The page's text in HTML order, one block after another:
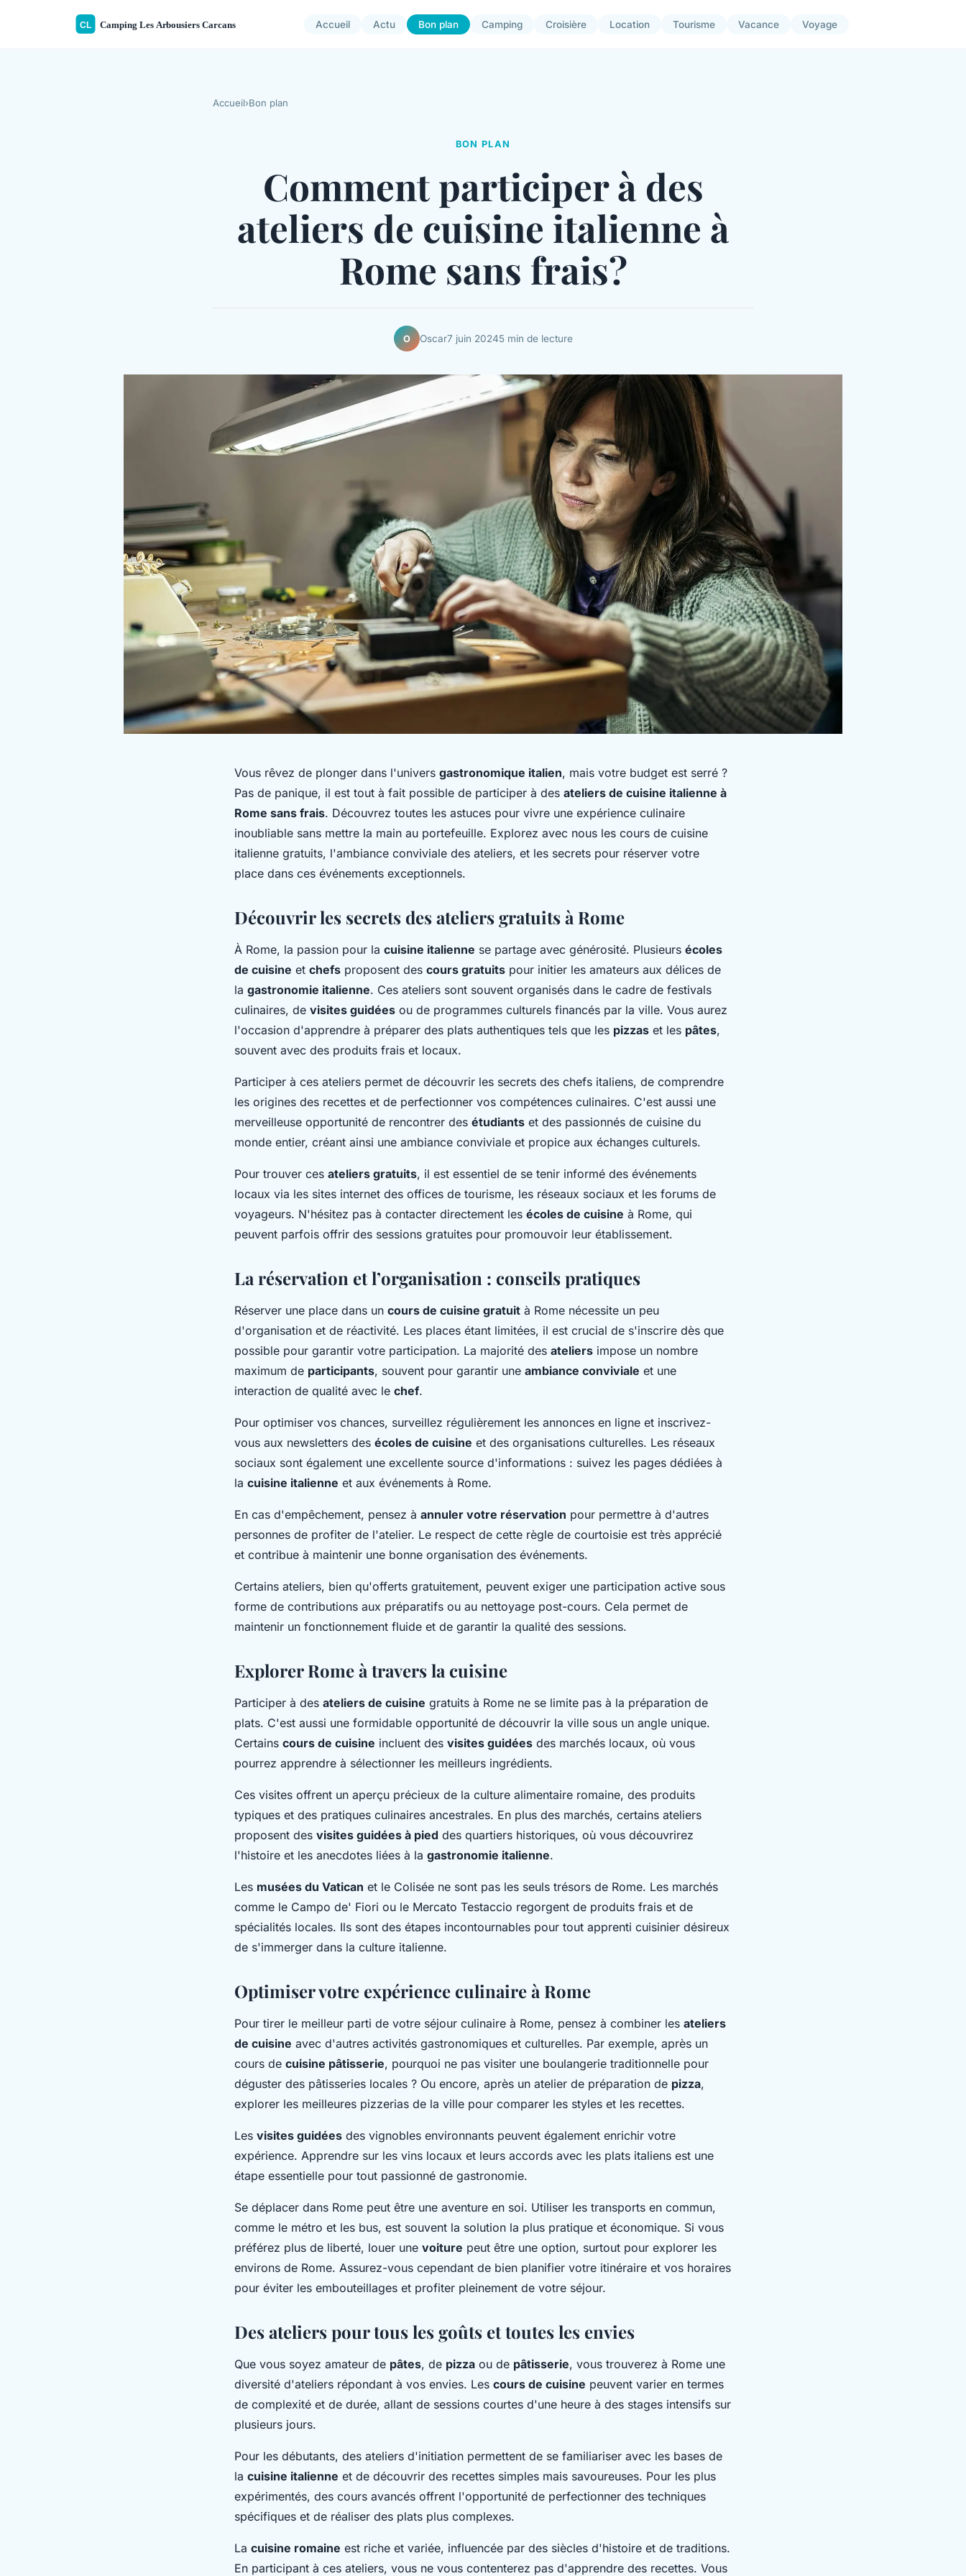
Accueil Actu Bon plan Camping Croisière Location Tourisme Vacance Voyage
Accueil›Bon plan
BON PLAN
Comment participer à des
ateliers de cuisine italienne à
Rome sans frais?
O Oscar7 juin 20245 min de lecture
Vous rêvez de plonger dans l'univers gastronomique italien, mais votre budget est serré ?
Pas de panique, il est tout à fait possible de participer à des ateliers de cuisine italienne à
Rome sans frais. Découvrez toutes les astuces pour vivre une expérience culinaire
inoubliable sans mettre la main au portefeuille. Explorez avec nous les cours de cuisine
italienne gratuits, l'ambiance conviviale des ateliers, et les secrets pour réserver votre
place dans ces événements exceptionnels.
Découvrir les secrets des ateliers gratuits à Rome
À Rome, la passion pour la cuisine italienne se partage avec générosité. Plusieurs écoles
de cuisine et chefs proposent des cours gratuits pour initier les amateurs aux délices de
la gastronomie italienne. Ces ateliers sont souvent organisés dans le cadre de festivals
culinaires, de visites guidées ou de programmes culturels financés par la ville. Vous aurez
l'occasion d'apprendre à préparer des plats authentiques tels que les pizzas et les pâtes,
souvent avec des produits frais et locaux.
Participer à ces ateliers permet de découvrir les secrets des chefs italiens, de comprendre
les origines des recettes et de perfectionner vos compétences culinaires. C'est aussi une
merveilleuse opportunité de rencontrer des étudiants et des passionnés de cuisine du
monde entier, créant ainsi une ambiance conviviale et propice aux échanges culturels.
Pour trouver ces ateliers gratuits, il est essentiel de se tenir informé des événements
locaux via les sites internet des offices de tourisme, les réseaux sociaux et les forums de
voyageurs. N'hésitez pas à contacter directement les écoles de cuisine à Rome, qui
peuvent parfois offrir des sessions gratuites pour promouvoir leur établissement.
La réservation et l’organisation : conseils pratiques
Réserver une place dans un cours de cuisine gratuit à Rome nécessite un peu
d'organisation et de réactivité. Les places étant limitées, il est crucial de s'inscrire dès que
possible pour garantir votre participation. La majorité des ateliers impose un nombre
maximum de participants, souvent pour garantir une ambiance conviviale et une
interaction de qualité avec le chef.
Pour optimiser vos chances, surveillez régulièrement les annonces en ligne et inscrivez-
vous aux newsletters des écoles de cuisine et des organisations culturelles. Les réseaux
sociaux sont également une excellente source d'informations : suivez les pages dédiées à
la cuisine italienne et aux événements à Rome.
En cas d'empêchement, pensez à annuler votre réservation pour permettre à d'autres
personnes de profiter de l'atelier. Le respect de cette règle de courtoisie est très apprécié
et contribue à maintenir une bonne organisation des événements.
Certains ateliers, bien qu'offerts gratuitement, peuvent exiger une participation active sous
forme de contributions aux préparatifs ou au nettoyage post-cours. Cela permet de
maintenir un fonctionnement fluide et de garantir la qualité des sessions.
Explorer Rome à travers la cuisine
Participer à des ateliers de cuisine gratuits à Rome ne se limite pas à la préparation de
plats. C'est aussi une formidable opportunité de découvrir la ville sous un angle unique.
Certains cours de cuisine incluent des visites guidées des marchés locaux, où vous
pourrez apprendre à sélectionner les meilleurs ingrédients.
Ces visites offrent un aperçu précieux de la culture alimentaire romaine, des produits
typiques et des pratiques culinaires ancestrales. En plus des marchés, certains ateliers
proposent des visites guidées à pied des quartiers historiques, où vous découvrirez
l'histoire et les anecdotes liées à la gastronomie italienne.
Les musées du Vatican et le Colisée ne sont pas les seuls trésors de Rome. Les marchés
comme le Campo de' Fiori ou le Mercato Testaccio regorgent de produits frais et de
spécialités locales. Ils sont des étapes incontournables pour tout apprenti cuisinier désireux
de s'immerger dans la culture italienne.
Optimiser votre expérience culinaire à Rome
Pour tirer le meilleur parti de votre séjour culinaire à Rome, pensez à combiner les ateliers
de cuisine avec d'autres activités gastronomiques et culturelles. Par exemple, après un
cours de cuisine pâtisserie, pourquoi ne pas visiter une boulangerie traditionnelle pour
déguster des pâtisseries locales ? Ou encore, après un atelier de préparation de pizza,
explorer les meilleures pizzerias de la ville pour comparer les styles et les recettes.
Les visites guidées des vignobles environnants peuvent également enrichir votre
expérience. Apprendre sur les vins locaux et leurs accords avec les plats italiens est une
étape essentielle pour tout passionné de gastronomie.
Se déplacer dans Rome peut être une aventure en soi. Utiliser les transports en commun,
comme le métro et les bus, est souvent la solution la plus pratique et économique. Si vous
préférez plus de liberté, louer une voiture peut être une option, surtout pour explorer les
environs de Rome. Assurez-vous cependant de bien planifier votre itinéraire et vos horaires
pour éviter les embouteillages et profiter pleinement de votre séjour.
Des ateliers pour tous les goûts et toutes les envies
Que vous soyez amateur de pâtes, de pizza ou de pâtisserie, vous trouverez à Rome une
diversité d'ateliers répondant à vos envies. Les cours de cuisine peuvent varier en termes
de complexité et de durée, allant de sessions courtes d'une heure à des stages intensifs sur
plusieurs jours.
Pour les débutants, des ateliers d'initiation permettent de se familiariser avec les bases de
la cuisine italienne et de découvrir des recettes simples mais savoureuses. Pour les plus
expérimentés, des cours avancés offrent l'opportunité de perfectionner des techniques
spécifiques et de réaliser des plats plus complexes.
La cuisine romaine est riche et variée, influencée par des siècles d'histoire et de traditions.
En participant à ces ateliers, vous ne vous contenterez pas d'apprendre des recettes. Vous